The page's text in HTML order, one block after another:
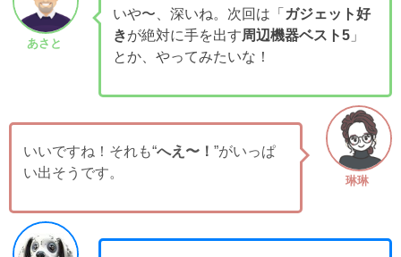
あさと
いや〜、深いね。次回は「 ガジェット好
きが絶対に手を出す周辺機器ベスト5」
とか、やってみたいな！
琳琳
いいですね！それも“へえ〜！ ”がいっぱ
い出そうです。